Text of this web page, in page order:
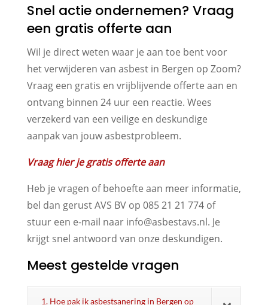
Snel actie ondernemen? Vraag
een gratis offerte aan
Wil je direct weten waar je aan toe bent voor
het verwijderen van asbest in Bergen op Zoom?
Vraag een gratis en vrijblijvende offerte aan en
ontvang binnen 24 uur een reactie. Wees
verzekerd van een veilige en deskundige
aanpak van jouw asbestprobleem.
Vraag hier je gratis offerte aan
Heb je vragen of behoefte aan meer informatie,
bel dan gerust AVS BV op 085 21 21 774 of
stuur een e-mail naar info@asbestavs.nl. Je
krijgt snel antwoord van onze deskundigen.
Meest gestelde vragen
1. Hoe pak ik asbestsanering in Bergen op